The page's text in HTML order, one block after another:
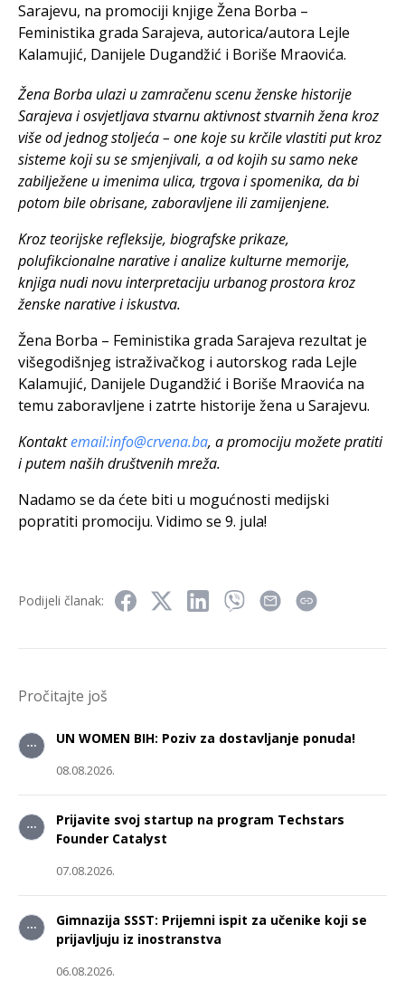
Sarajevu, na promociji knjige Žena Borba –
Feministika grada Sarajeva, autorica/autora Lejle
Kalamujić, Danijele Dugandžić i Boriše Mraovića.
Žena Borba ulazi u zamračenu scenu ženske historije
Sarajeva i osvjetljava stvarnu aktivnost stvarnih žena kroz
više od jednog stoljeća – one koje su krčile vlastiti put kroz
sisteme koji su se smjenjivali, a od kojih su samo neke
zabilježene u imenima ulica, trgova i spomenika, da bi
potom bile obrisane, zaboravljene ili zamijenjene.
Kroz teorijske refleksije, biografske prikaze,
polufikcionalne narative i analize kulturne memorije,
knjiga nudi novu interpretaciju urbanog prostora kroz
ženske narative i iskustva.
Žena Borba – Feministika grada Sarajeva rezultat je
višegodišnjeg istraživačkog i autorskog rada Lejle
Kalamujić, Danijele Dugandžić i Boriše Mraovića na
temu zaboravljene i zatrte historije žena u Sarajevu.
Kontaktemail:info@crvena.ba, a promociju možete pratiti
i putem naših društvenih mreža.
Nadamo se da ćete biti u mogućnosti medijski
popratiti promociju. Vidimo se 9. jula!
Podijeli članak:
Pročitajte još
UN WOMEN BIH: Poziv za dostavljanje ponuda!
08.08.2026.
Prijavite svoj startup na program Techstars
Founder Catalyst
07.08.2026.
Gimnazija SSST: Prijemni ispit za učenike koji se
prijavljuju iz inostranstva
06.08.2026.